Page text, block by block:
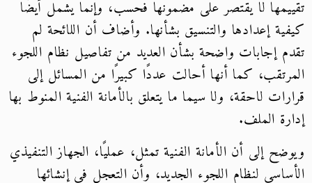
تقييمها لا يقتصر على مضمونها فحسب، وإنما يشمل أيضًا
كيفية إعدادها والتنسيق بشأنها. وأضاف أن اللائحة لم
تقدم إجابات واضحة بشأن العديد من تفاصيل نظام اللجوء
المرتقب، كما أنها أحالت عددًا كبيرًا من المسائل إلى
قرارات لاحقة، ولا سيما ما يتعلق بالأمانة الفنية المنوط بها
إدارة الملف.
ويوضح إلى أن الأمانة الفنية تمثل، عمليًا، الجهاز التنفيذي
الأساسي لنظام اللجوء الجديد، وأن التعجل في إنشائها